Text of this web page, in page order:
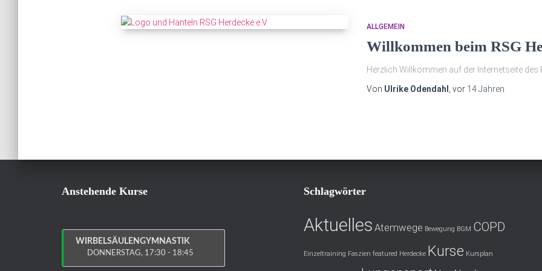
ALLGEMEIN
Willkommen beim RSG
Herzlich Willkommen auf der Internetseite des
Von Ulrike Odendahl , vor 14 Jahren
Anstehende Kurse
WIRBELSÄULENGYMNASTIK
DONNERSTAG, 17:30 - 18:45
Schlagwörter
Aktuelles Atemwege Bewegung BGM COPD
Einzeltraining Faszien featured Herdecke Kurse Kursplan